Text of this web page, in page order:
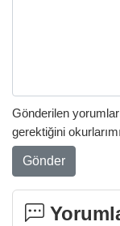
Gönderilen
gerektiğini
Gönder